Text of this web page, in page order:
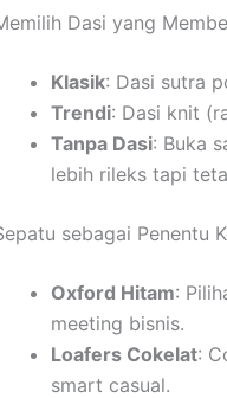
Dasi yang
Klasik: Dasi sutra
Trendi: Dasi knit
Tanpa Dasi: Buka
lebih rileks tapi
sebagai Penentu
Oxford Hitam:
meeting bisnis.
Loafers Cokelat:
smart casual.